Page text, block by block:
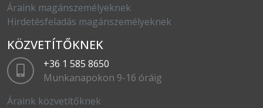
Áraink magánszemélyeknek
Hirdetésfeladás magánszemélyeknek
KÖZVETÍTŐKNEK
+36 1 585 8650
Munkanapokon 9-16 óráig
Áraink közvetítőknek